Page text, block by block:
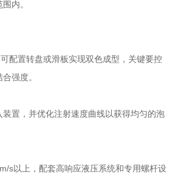
内。
配置转盘或滑板实现双色成型，关键要控
强度。
置，并优化注射速度曲线以获得均匀的泡
s以上，配套高响应液压系统和专用螺杆设